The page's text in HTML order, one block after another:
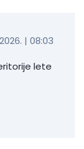
| 08:03
lete